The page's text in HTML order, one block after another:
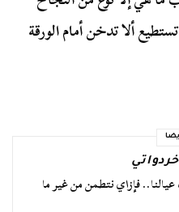
ألا تدخن أمام الورقة
خردواتي
فإزاي نتطمن من غير ما